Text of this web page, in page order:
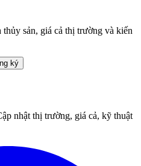
sản, giá cả thị trường và kiến
ký
nhật thị trường, giá cả, kỹ thuật